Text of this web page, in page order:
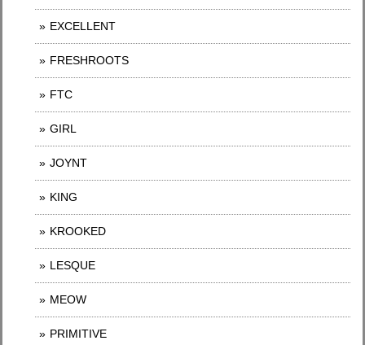
EXCELLENT
FRESHROOTS
FTC
GIRL
JOYNT
KING
KROOKED
LESQUE
MEOW
PRIMITIVE